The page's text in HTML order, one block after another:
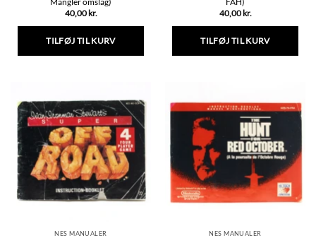
40,00 kr.
TILFØJ TIL KURV
40,00 kr.
TILFØJ TIL KURV
NES MANUALER NES MANUALER